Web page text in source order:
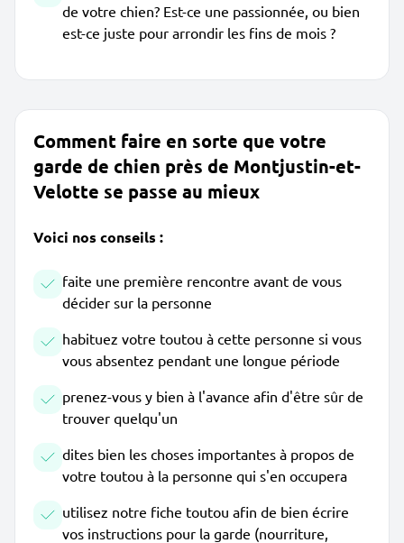
de votre chien? Est-ce une passionnée, ou bien
est-ce juste pour arrondir les fins de mois ?
Comment faire en sorte que votre
garde de chien près de Montjustin-et-
Velotte se passe au mieux
Voici nos conseils :
faite une première rencontre avant de vous
décider sur la personne
habituez votre toutou à cette personne si vous
vous absentez pendant une longue période
prenez-vous y bien à l'avance afin d'être sûr de
trouver quelqu'un
dites bien les choses importantes à propos de
votre toutou à la personne qui s'en occupera
utilisez notre fiche toutou afin de bien écrire
vos instructions pour la garde (nourriture,